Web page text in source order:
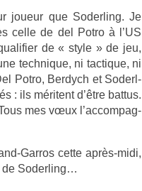
joueur que Soderl­ing. Je
celle de del Potro à l’US
de « style » de jeu,
tech­nique, ni tac­tique, ni
Potro, Be­rdych et Soderl­
: ils méritent d’être bat­tus.
mes vœux l’ac­compag­
Garros cette après-midi,
de Soderl­ing…